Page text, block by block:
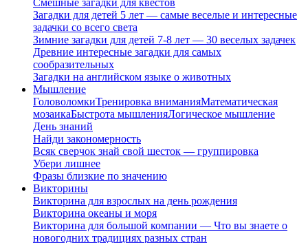
Смешные загадки для квестов
Загадки для детей 5 лет — самые веселые и интересные
задачки со всего света
Зимние загадки для детей 7-8 лет — 30 веселых задачек
Древние интересные загадки для самых
сообразительных
Загадки на английском языке о животных
Мышление
ГоловоломкиТренировка вниманияМатематическая
мозаикаБыстрота мышленияЛогическое мышление
День знаний
Найди закономерность
Всяк сверчок знай свой шесток — группировка
Убери лишнее
Фразы близкие по значению
Викторины
Викторина для взрослых на день рождения
Викторина океаны и моря
Викторина для большой компании — Что вы знаете о
новогодних традициях разных стран